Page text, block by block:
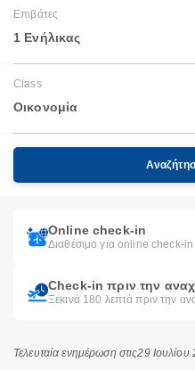
Επιβάτες
1 Ενήλικας
Class
Οικονομία
Online check-in
Διαθέσιμο για online check-in
Check-in πριν την
Ξεκινά 180 λεπτά πριν την
Τελευταία ενημέρωση στις29